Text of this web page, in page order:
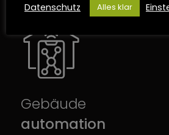
Gebäude
automation
Datenschutz
Alles klar